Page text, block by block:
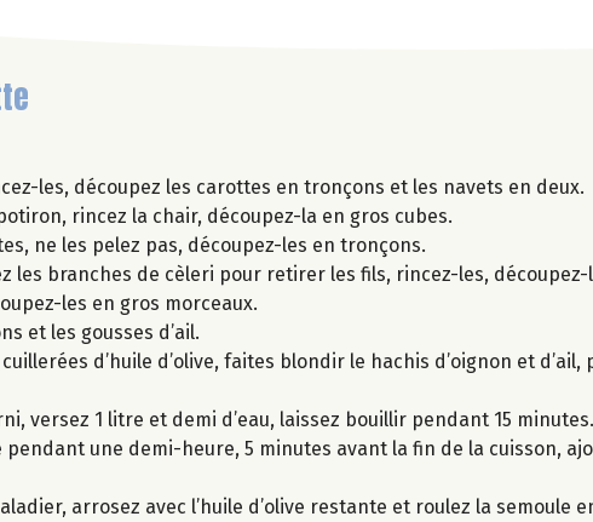
les, découpez les carottes en tronçons et les navets en deux.
rincez la chair, découpez-la en gros cubes.
ne les pelez pas, découpez-les en tronçons.
les branches de cèleri pour retirer les fils, rincez-les,
les en gros morceaux.
et les gousses d’ail.
d’huile d’olive, faites blondir le hachis d’oignon et
versez 1 litre et demi d’eau, laissez bouillir pendant 15 minutes.
pendant une demi-heure, 5 minutes avant la fin de la cuisson,
arrosez avec l’huile d’olive restante et roulez la